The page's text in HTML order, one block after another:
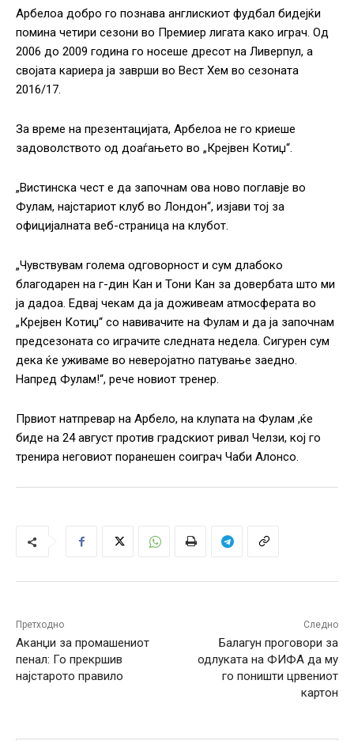
Арбелоа добро го познава англискиот фудбал бидејќи
помина четири сезони во Премиер лигата како играч. Од
2006 до 2009 година го носеше дресот на Ливерпул, а
својата кариера ја заврши во Вест Хем во сезоната
2016/17.
За време на презентацијата, Арбелоа не го криеше
задоволството од доаѓањето во „Крејвен Котиџ“.
„Вистинска чест е да започнам ова ново поглавје во
Фулам, најстариот клуб во Лондон“, изјави тој за
официјалната веб-страница на клубот.
„Чувствувам голема одговорност и сум длабоко
благодарен на г-дин Кан и Тони Кан за довербата што ми
ја дадоа. Едвај чекам да ја доживеам атмосферата во
„Крејвен Котиџ“ со навивачите на Фулам и да ја започнам
предсезоната со играчите следната недела. Сигурен сум
дека ќе уживаме во неверојатно патување заедно.
Напред Фулам!“, рече новиот тренер.
Првиот натпревар на Арбело, на клупата на Фулам ,ќе
биде на 24 август против градскиот ривал Челзи, кој го
тренира неговиот поранешен соиграч Чаби Алонсо.
Претходно
Аканџи за промашениот
пенал: Го прекршив
најстарото правило
Следно
Балагун проговори за
одлуката на ФИФА да му
го поништи црвениот
картон